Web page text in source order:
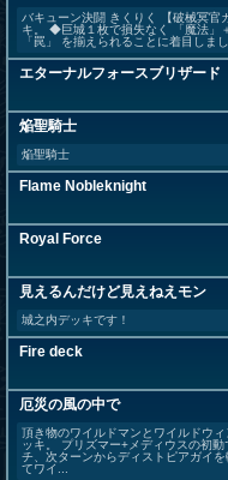
バキューン決闘 きくりく 【破械冥官
キ。 ◆巨城１枚で損失なく 「魔法」
「罠」 を揃えられることに着目しま
エターナルフォースブリザード
焔聖騎士
焔聖騎士
Flame Nobleknight
Royal Force
見えるんだけど見えねえモン
城之内デッキです！
Fire deck
厄災の風の中で
頂き物のワイルドマンとワイルドウ
ッキ。 プリズマー+メディウスの初
チ、次ターンからディストピアガイ
てワイ...